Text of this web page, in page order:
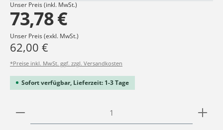
Unser Preis (inkl. MwSt.)
73,78 €
Unser Preis (exkl. MwSt.)
62,00 €
*Preise inkl. MwSt. ggf. zzgl. Versandkosten
Sofort verfügbar, Lieferzeit: 1-3 Tage
Produkt Anzahl: Gib den gewünschten Wert ein